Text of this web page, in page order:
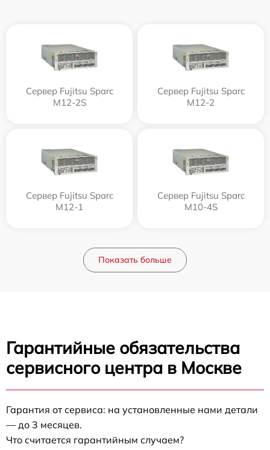
Сервер Fujitsu Sparc
M12-2S
Сервер Fujitsu Sparc
M12-2
Сервер Fujitsu Sparc
M12-1
Сервер Fujitsu Sparc
M10-4S
Показать больше
Гарантийные обязательства
сервисного центра в Москве
Гарантия от сервиса: на установленные нами детали
— до 3 месяцев.
Что считается гарантийным случаем?